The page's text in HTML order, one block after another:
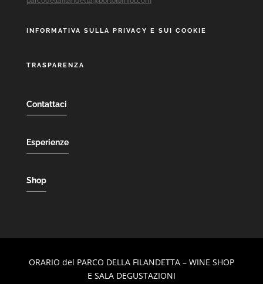
INFORMATIVA SULLA PRIVACY E SUI COOKIE
TRASPARENZA
Contattaci
Esperienze
Shop
ORARIO del PARCO DELLA FILANDETTA – WINE SHOP
E SALA DEGUSTAZIONI